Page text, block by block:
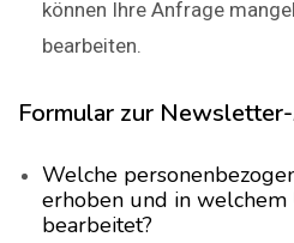
können Ihre Anfrage
bearbeiten.
Formular zur
Welche
erhoben und in
bearbeitet?